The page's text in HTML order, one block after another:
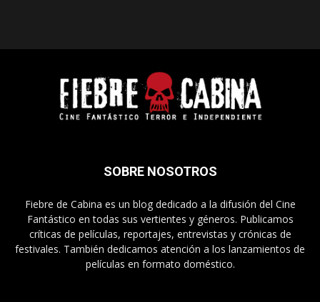
SOBRE NOSOTROS
Fiebre de Cabina es un blog dedicado a la difusión del Cine
Fantástico en todas sus vertientes y géneros. Publicamos
críticas de películas, reportajes, entrevistas y crónicas de
festivales. También dedicamos atención a los lanzamientos de
películas en formato doméstico.